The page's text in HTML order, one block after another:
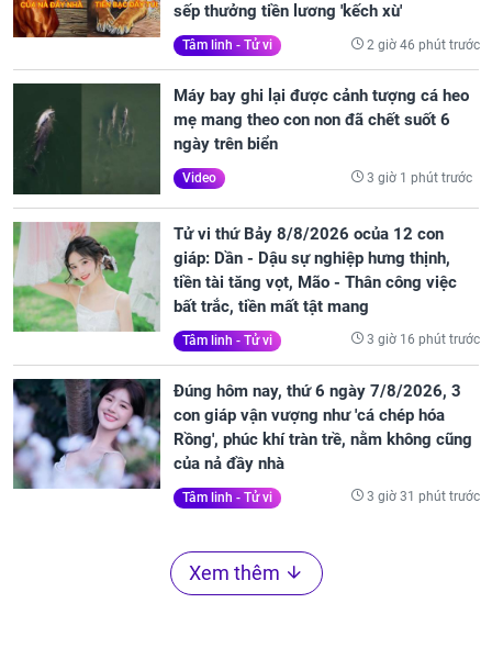
sếp thưởng tiền lương 'kếch xù'
Tâm linh - Tử vi 2 giờ 46 phút trước
Máy bay ghi lại được cảnh tượng cá heo
mẹ mang theo con non đã chết suốt 6
ngày trên biển
Video 3 giờ 1 phút trước
Tử vi thứ Bảy 8/8/2026 ocủa 12 con
giáp: Dần - Dậu sự nghiệp hưng thịnh,
tiền tài tăng vọt, Mão - Thân công việc
bất trắc, tiền mất tật mang
Tâm linh - Tử vi 3 giờ 16 phút trước
Đúng hôm nay, thứ 6 ngày 7/8/2026, 3
con giáp vận vượng như 'cá chép hóa
Rồng', phúc khí tràn trề, nằm không cũng
của nả đầy nhà
Tâm linh - Tử vi 3 giờ 31 phút trước
Xem thêm